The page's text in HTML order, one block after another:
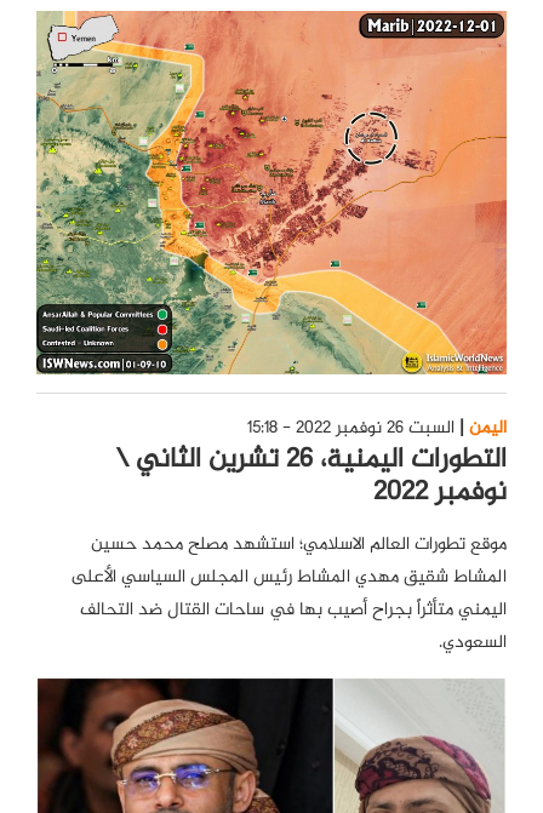
اليمن السبت 26 نوفمبر 2022 - 15:18
التطورات اليمنية، 26 تشرين الثاني \
نوفمبر 2022
موقع تطورات العالم الاسلامي؛ استشهد مصلح محمد حسين
المشاط شقيق مهدي المشاط رئيس المجلس السياسي الأعلى
اليمني متأثراً بجراح أصيب بها في ساحات القتال ضد التحالف
السعودي.